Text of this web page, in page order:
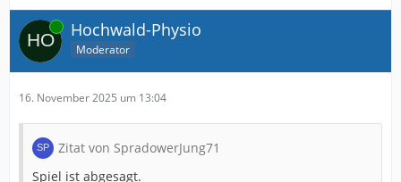
Online Hochwald-Physio
Moderator
16. November 2025 um 13:04
Zitat von SpradowerJung71
Spiel ist abgesagt.